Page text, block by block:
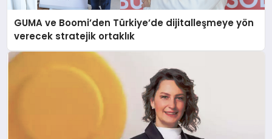
GUMA ve Boomi’den Türkiye’de dijitalleşmeye yön
verecek stratejik ortaklık